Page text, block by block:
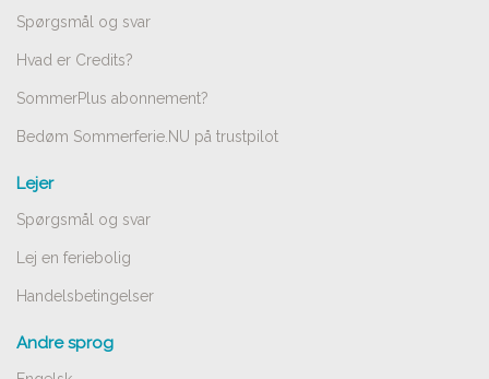
Spørgsmål og svar
Hvad er Credits?
SommerPlus abonnement?
Bedøm Sommerferie.NU på trustpilot
Lejer
Spørgsmål og svar
Lej en feriebolig
Handelsbetingelser
Andre sprog